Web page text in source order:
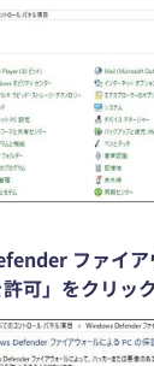
ファイア
可」をクリッ